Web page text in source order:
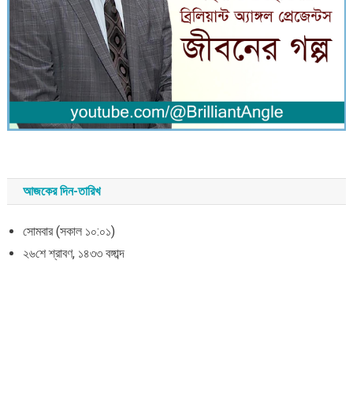
আজকের দিন-তারিখ
সোমবার (সকাল ১০:০১)
২৬শে শ্রাবণ, ১৪৩৩ বঙ্গাব্দ